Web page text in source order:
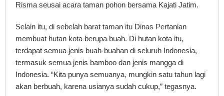
Risma seusai acara taman pohon bersama Kajati Jatim.
Selain itu, di sebelah barat taman itu Dinas Pertanian
membuat hutan kota berupa buah. Di hutan kota itu,
terdapat semua jenis buah-buahan di seluruh Indonesia,
termasuk semua jenis bamboo dan jenis mangga di
Indonesia. “Kita punya semuanya, mungkin satu tahun lagi
akan berbuah, karena usianya sudah cukup,” tegasnya.